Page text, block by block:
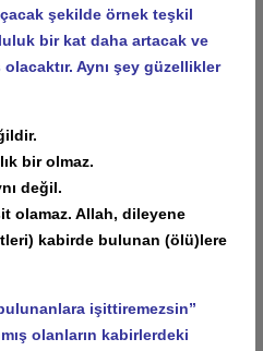
şekilde örnek teşkil
bir kat daha artacak ve
Aynı şey güzellikler
bir olmaz.
değil.
Allah, dileyene
kabirde bulunan (ölü)lere
işittiremezsin”
olanların kabirlerdeki